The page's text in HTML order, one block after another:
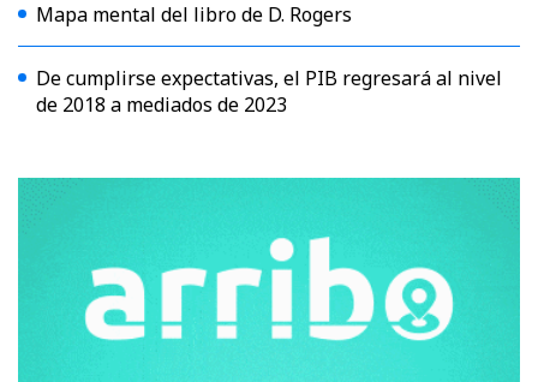
Mapa mental del libro de D. Rogers
De cumplirse expectativas, el PIB regresará al nivel
de 2018 a mediados de 2023